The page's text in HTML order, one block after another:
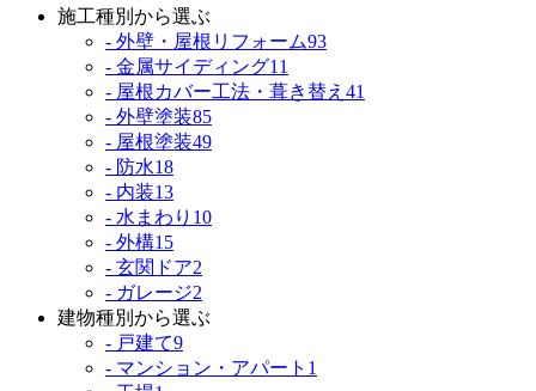
施工種別から選ぶ
- 外壁・屋根リフォーム93
- 金属サイディング11
- 屋根カバー工法・葺き替え 41
- 外壁塗装85
- 屋根塗装49
- 防水18
- 内装13
- 水まわり 10
- 外構15
- 玄関ドア2
- ガレージ2
建物種別から選ぶ
- 戸建て9
- マンション・アパート 1